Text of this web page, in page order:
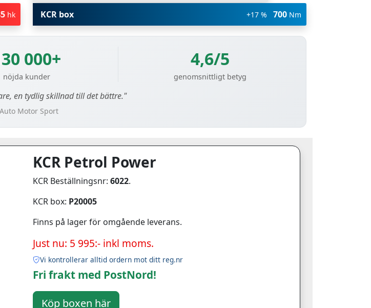
hk KCR box +17 % 700 Nm
000+
nöjda kunder
4,6/5
genomsnittligt betyg
en tydlig skillnad till det bättre."
Motor Sport
KCR Petrol Power
KCR Beställningsnr: 6022.
KCR box: P20005
Finns på lager för omgående leverans.
Just nu: 5 995:- inkl moms.
Vi kontrollerar alltid ordern mot ditt reg.nr
Fri frakt med PostNord!